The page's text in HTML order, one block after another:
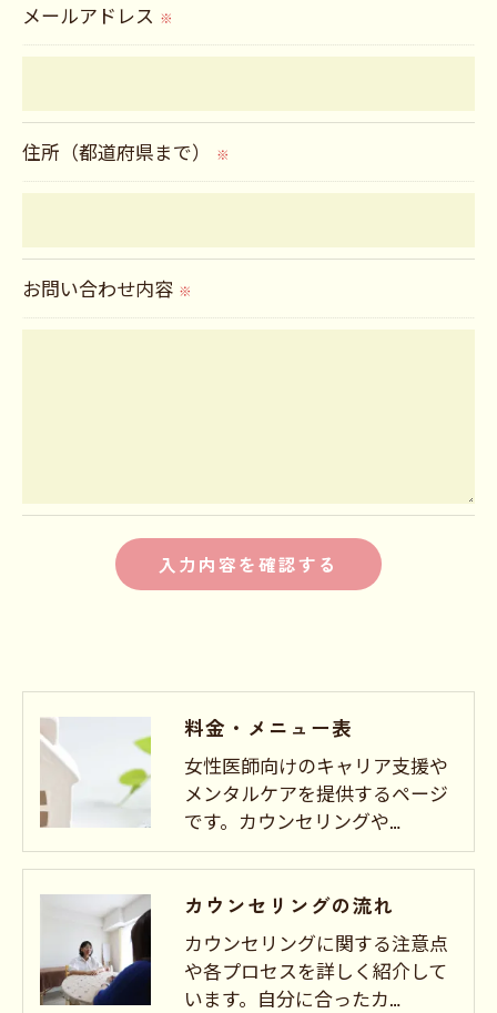
＜個人情報を与えなかった場合に生じる結果＞
社のサービスをご提供できない場合がございます
ので予めご了承ください。
ついて＞
当社では、お客様の個人情報の開示･訂正･削除・
利用停止の手続を定めさせて頂いております。
メールアドレス ※
住所（都道府県まで） ※
お問い合わせ内容 ※
料金・メニュー表
女性医師向けのキャリア支援や
メンタルケアを提供するページ
です。カウンセリングや…
カウンセリングの流れ
カウンセリングに関する注意点
や各プロセスを詳しく紹介して
います。自分に合ったカ…